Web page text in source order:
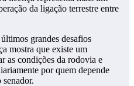
da ligação terrestre entre
grandes desafios
mostra que existe um
as condições da rodovia e
por quem depende